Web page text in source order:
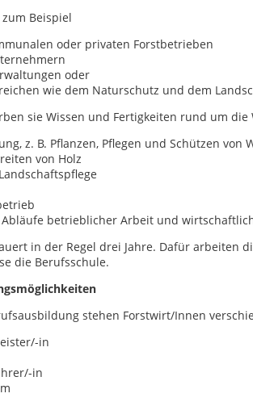
Beispiel
oder privaten Forstbetrieben
oder
wie dem Naturschutz und dem
sie Wissen und Fertigkeiten rund um
z. B. Pflanzen, Pflegen und Schützen von
von Holz
betrieblicher Arbeit und
in der Regel drei Jahre. Dafür arbeiten
die Berufsschule.
stehen Forstwirt/Innen
in
in